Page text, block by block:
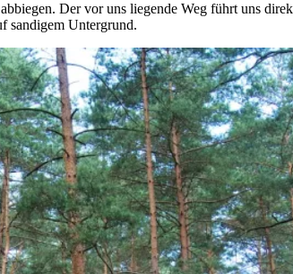
Der vor uns liegende Weg führt uns
sandigem Untergrund.